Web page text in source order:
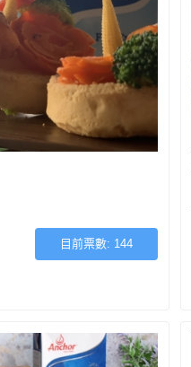
目前票數: 144